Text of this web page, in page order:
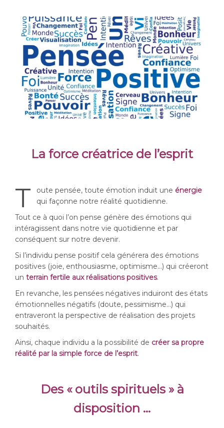
La force créatrice de l’esprit
T oute pensée, toute émotion induit une énergie
qui façonne notre réalité quotidienne.
Tout ce à quoi l’on pense génère des émotions qui
intéragissent dans notre vie quotidienne et par
conséquent sur notre devenir.
Si l’individu pense positif cela générera des émotions
positives (joie, enthousiasme, optimisme…) qui créeront
un terrain fertile aux réalisations positives.
En revanche, les pensées négatives induiront des états
émotionnelles négatifs (doute, pessimisme…) qui
entraveront la perspective de réalisation des projets
souhaités.
Ainsi, chaque individu a la possibilité de créer sa propre
réalité par la simple force de l’esprit.
Des « outils spirituels » à
disposition …